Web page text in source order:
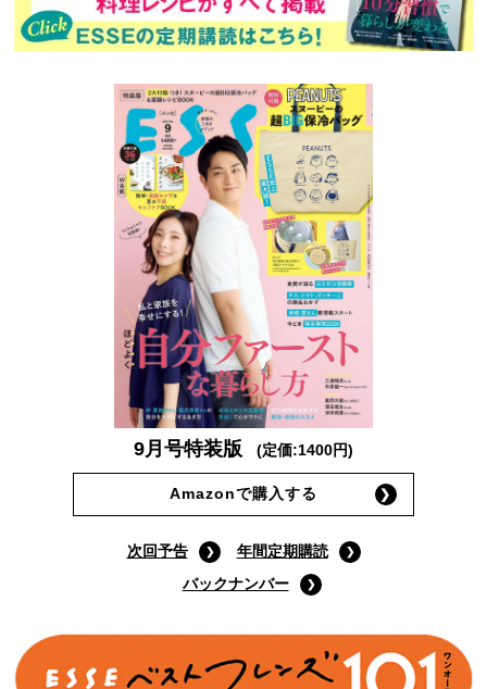
9月号特装版 (定価:1400円)
Amazonで購入する
次回予告
年間定期購読
バックナンバー